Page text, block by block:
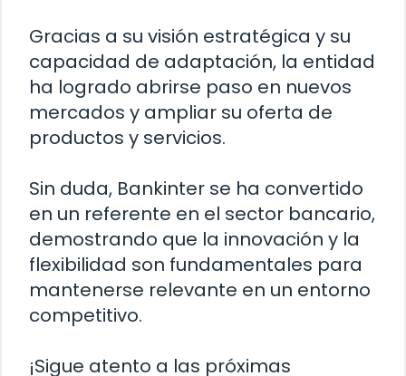
Gracias a su visión estratégica y su
capacidad de adaptación, la entidad
ha logrado abrirse paso en nuevos
mercados y ampliar su oferta de
productos y servicios.
Sin duda, Bankinter se ha convertido
en un referente en el sector bancario,
demostrando que la innovación y la
flexibilidad son fundamentales para
mantenerse relevante en un entorno
competitivo.
¡Sigue atento a las próximas